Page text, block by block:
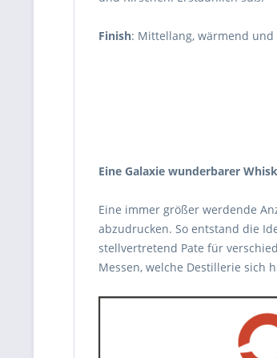
Finish: Mittellang, wärmend
Eine Galaxie wunderbarer
Eine immer größer werdende
abzudrucken. So entstand die
stellvertretend Pate für
Messen, welche Destillerie sich